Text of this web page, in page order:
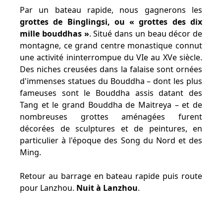
Par un bateau rapide, nous gagnerons les
grottes de Binglingsi, ou « grottes des dix
mille bouddhas ». Situé dans un beau décor de
montagne, ce grand centre monastique connut
une activité ininterrompue du VIe au XVe siècle.
Des niches creusées dans la falaise sont ornées
d'immenses statues du Bouddha – dont les plus
fameuses sont le Bouddha assis datant des
Tang et le grand Bouddha de Maitreya – et de
nombreuses grottes aménagées furent
décorées de sculptures et de peintures, en
particulier à l'époque des Song du Nord et des
Ming.
Retour au barrage en bateau rapide puis route
pour Lanzhou. Nuit à Lanzhou.